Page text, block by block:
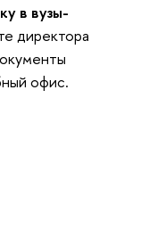
в вузы-
директора
офис.